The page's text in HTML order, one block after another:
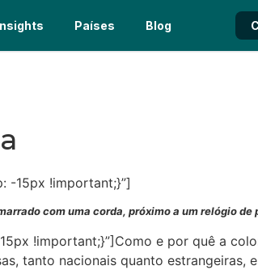
Países Blog
-15px !important;}”]
com uma corda, próximo a um relógio de
!important;}”]Como e por quê a
tanto nacionais quanto estrangeiras,